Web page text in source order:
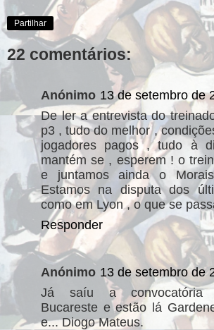
Partilhar
22 comentários:
Anónimo 13 de setembro de
De ler a entrevista do
p3 , tudo do melhor ,
jogadores pagos , tudo à
mantém se , esperem ! o
e juntamos ainda o
Estamos na disputa dos
como em Lyon , o que se
Responder
Anónimo 13 de setembro de
Já saíu a convocatória
Bucareste e estão lá
e... Diogo Mateus.